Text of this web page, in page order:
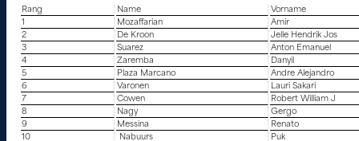
Rang Name
Vorname
1
Mozaffarian
Amir
2
De Kroon
Jelle Hendrik Jos
3
Suarez
Anton Emanuel
4
Zaremba
Danyil
5
Plaza Marcano
Andre Alejandro
6
Varonen
Lauri Sakari
7
Cowen
Robert William J
8
Nagy
Gergo
9
Messina
Renato
10
Nabuurs
Puk